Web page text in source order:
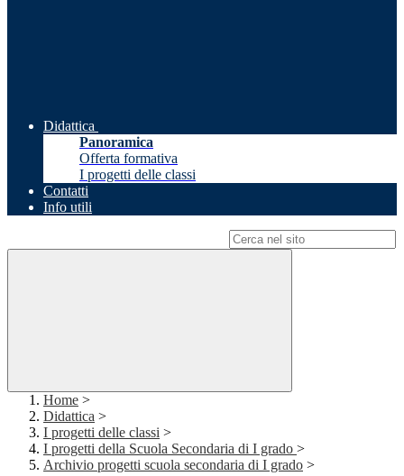
Didattica
Panoramica
Offerta formativa
I progetti delle classi
Contatti
Info utili
Home >
Didattica >
I progetti delle classi >
I progetti della Scuola Secondaria di I grado >
Archivio progetti scuola secondaria di I grado >